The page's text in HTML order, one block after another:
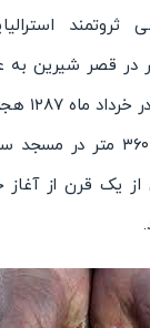
ثروتمند
حفر شد.
دومین چاه به عمق ۳۶۰ متر
از یک قرن از